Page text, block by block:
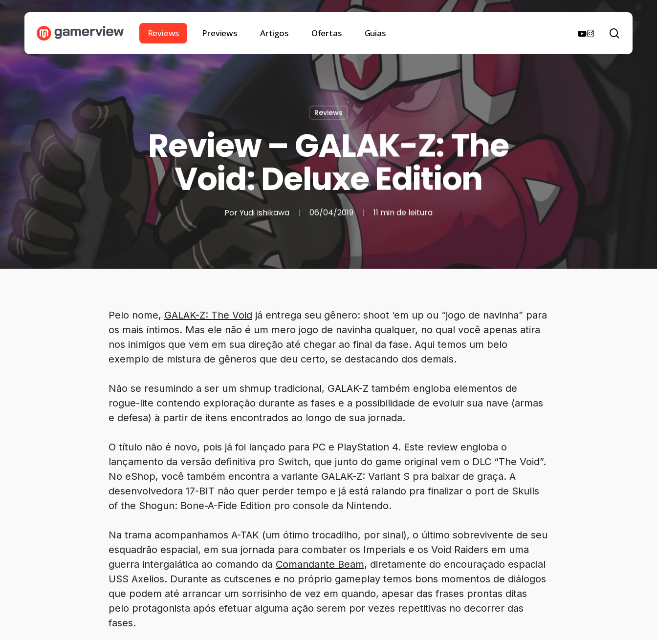
Skip
content
Reviews Previews Artigos Ofertas Guias youtube
instagram
Reviews
Review – GALAK-Z: The
Void: Deluxe Edition
PorYudi Ishikawa 06/04/2019 11 min de leitura
Pelo nome, GALAK-Z: The Void já entrega seu gênero: shoot ‘em up ou “jogo de navinha” para
os mais íntimos. Mas ele não é um mero jogo de navinha qualquer, no qual você apenas atira
nos inimigos que vem em sua direção até chegar ao final da fase. Aqui temos um belo
exemplo de mistura de gêneros que deu certo, se destacando dos demais.
Não se resumindo a ser um shmup tradicional, GALAK-Z também engloba elementos de
rogue-lite contendo exploração durante as fases e a possibilidade de evoluir sua nave (armas
e defesa) à partir de itens encontrados ao longo de sua jornada.
O título não é novo, pois já foi lançado para PC e PlayStation 4. Este review engloba o
lançamento da versão definitiva pro Switch, que junto do game original vem o DLC “The Void”.
No eShop, você também encontra a variante GALAK-Z: Variant S pra baixar de graça. A
desenvolvedora 17-BIT não quer perder tempo e já está ralando pra finalizar o port de Skulls
of the Shogun: Bone-A-Fide Edition pro console da Nintendo.
Na trama acompanhamos A-TAK (um ótimo trocadilho, por sinal), o último sobrevivente de seu
esquadrão espacial, em sua jornada para combater os Imperials e os Void Raiders em uma
guerra intergalática ao comando da Comandante Beam, diretamente do encouraçado espacial
USS Axelios. Durante as cutscenes e no próprio gameplay temos bons momentos de diálogos
que podem até arrancar um sorrisinho de vez em quando, apesar das frases prontas ditas
pelo protagonista após efetuar alguma ação serem por vezes repetitivas no decorrer das
fases.